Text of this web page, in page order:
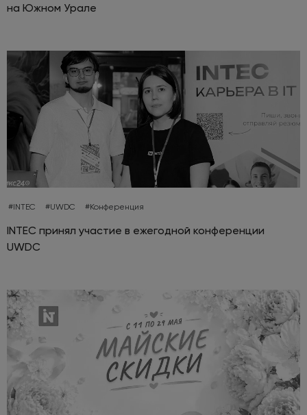
на Южном Урале
#INTEC #UWDC #Конференция
INTEC принял участие в ежегодной конференции
UWDC